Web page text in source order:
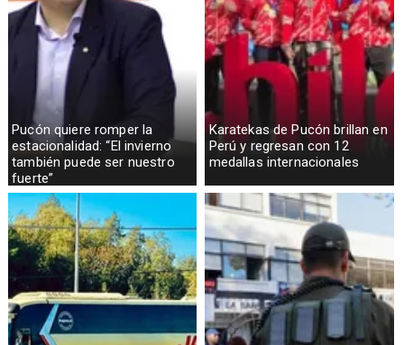
Pucón quiere romper la
estacionalidad: “El invierno
también puede ser nuestro
fuerte”
Karatekas de Pucón brillan en
Perú y regresan con 12
medallas internacionales